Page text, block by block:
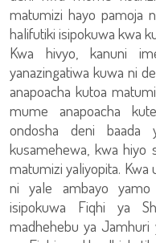
matumizi hayo pamoja
halifutiki isipokuwa kwa
Kwa hivyo, kanuni
yanazingatiwa kuwa ni
anapoacha kutoa
mume anapoacha
ondosha deni
kusamehewa, kwa hiyo
matumizi yaliyopita.
ni yale ambayo
isipokuwa Fiqhi ya
madhehebu ya Jamhuri